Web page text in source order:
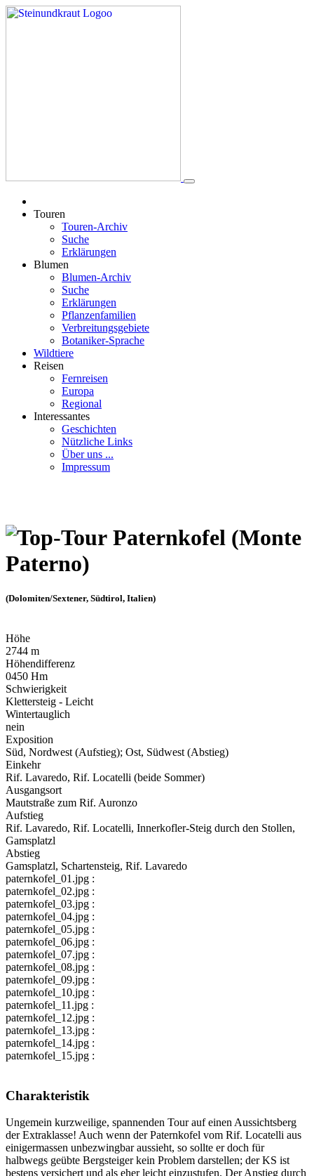
Touren
Touren-Archiv
Suche
Erklärungen
Blumen
Blumen-Archiv
Suche
Erklärungen
Pflanzenfamilien
Verbreitungsgebiete
Botaniker-Sprache
Wildtiere
Reisen
Fernreisen
Europa
Regional
Interessantes
Geschichten
Nützliche Links
Über uns ...
Impressum
Paternkofel (Monte
Paterno)
(Dolomiten/Sextener, Südtirol, Italien)
Höhe
2744 m
Höhendifferenz
0450 Hm
Schwierigkeit
Klettersteig - Leicht
Wintertauglich
nein
Exposition
Süd, Nordwest (Aufstieg); Ost, Südwest (Abstieg)
Einkehr
Rif. Lavaredo, Rif. Locatelli (beide Sommer)
Ausgangsort
Mautstraße zum Rif. Auronzo
Aufstieg
Rif. Lavaredo, Rif. Locatelli, Innerkofler-Steig durch den Stollen,
Gamsplatzl
Abstieg
Gamsplatzl, Schartensteig, Rif. Lavaredo
paternkofel_01.jpg :
paternkofel_02.jpg :
paternkofel_03.jpg :
paternkofel_04.jpg :
paternkofel_05.jpg :
paternkofel_06.jpg :
paternkofel_07.jpg :
paternkofel_08.jpg :
paternkofel_09.jpg :
paternkofel_10.jpg :
paternkofel_11.jpg :
paternkofel_12.jpg :
paternkofel_13.jpg :
paternkofel_14.jpg :
paternkofel_15.jpg :
Charakteristik
Ungemein kurzweilige, spannenden Tour auf einen Aussichtsberg
der Extraklasse! Auch wenn der Paternkofel vom Rif. Locatelli aus
einigermassen unbezwingbar aussieht, so sollte er doch für
halbwegs geübte Bergsteiger kein Problem darstellen; der KS ist
bestens versichert und als eher leicht einzustufen. Der Anstieg durch